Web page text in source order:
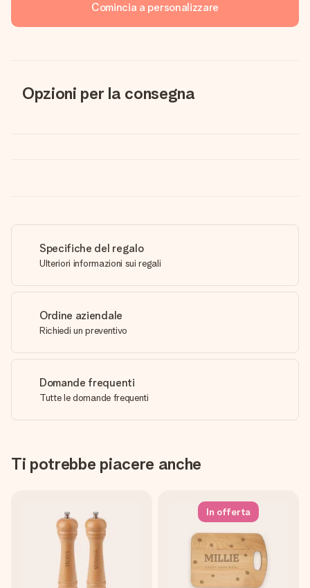
Comincia a personalizzare
Opzioni per la consegna
Specifiche del regalo
Ulteriori informazioni sui regali
Ordine aziendale
Richiedi un preventivo
Domande frequenti
Tutte le domande frequenti
Ti potrebbe piacere anche
In offerta